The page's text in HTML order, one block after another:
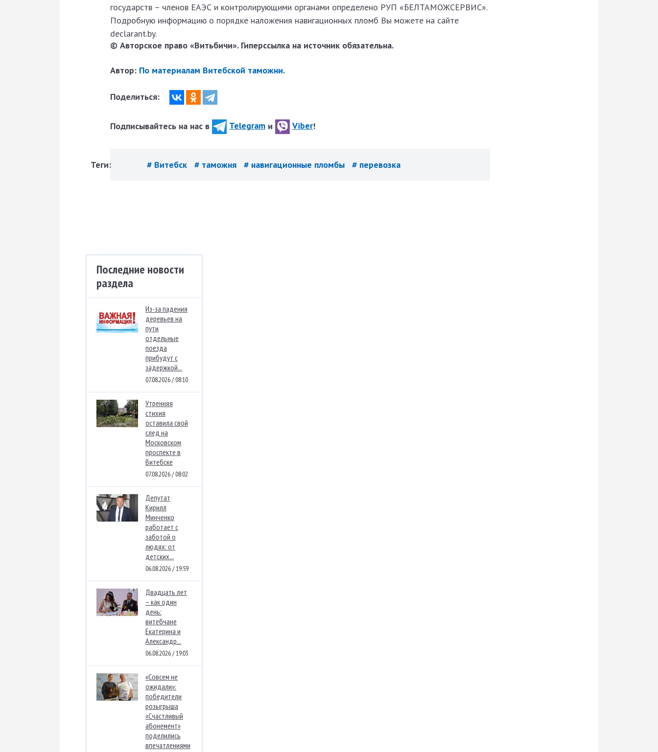
государств – членов ЕАЭС и контролирующими органами определено РУП «БЕЛТАМОЖСЕРВИС».
Подробную информацию о порядке наложения навигационных пломб Вы можете на сайте
declarant.by.
© Авторское право «Витьбичи». Гиперссылка на источник обязательна.
Автор: По материалам Витебской таможни.
Поделиться:
Подписывайтесь на нас в Telegram и Viber!
Теги: # Витебск # таможня # навигационные пломбы # перевозка
Последние новости
раздела
Из-за падения
деревьев на
пути
отдельные
поезда
прибудут с
задержкой...
07.08.2026 / 08:10
Утренняя
стихия
оставила свой
след на
Московском
проспекте в
Витебске
07.08.2026 / 08:02
Депутат
Кирилл
Минченко
работает с
заботой о
людях: от
детских...
06.08.2026 / 19:59
Двадцать лет
– как один
день:
витебчане
Екатерина и
Александр...
06.08.2026 / 19:03
«Совсем не
ожидали»:
победители
розыгрыша
«Счастливый
абонемент»
поделились
впечатлениями